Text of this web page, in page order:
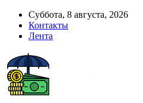
Суббота, 8 августа, 2026
Контакты
Лента